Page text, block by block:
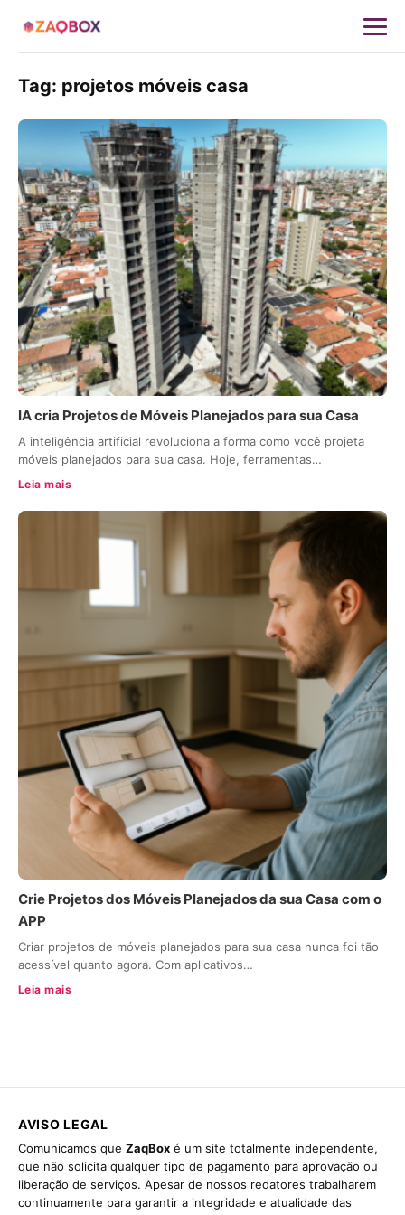
Tag: projetos móveis casa
IA cria Projetos de Móveis Planejados para sua Casa
A inteligência artificial revoluciona a forma como você projeta
móveis planejados para sua casa. Hoje, ferramentas…
Leia mais
Crie Projetos dos Móveis Planejados da sua Casa com o
APP
Criar projetos de móveis planejados para sua casa nunca foi tão
acessível quanto agora. Com aplicativos…
Leia mais
AVISO LEGAL
Comunicamos que ZaqBox é um site totalmente independente,
que não solicita qualquer tipo de pagamento para aprovação ou
liberação de serviços. Apesar de nossos redatores trabalharem
continuamente para garantir a integridade e atualidade das